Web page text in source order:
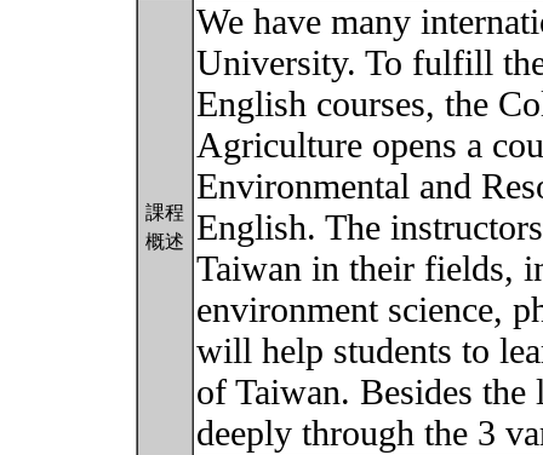
課程
概述
We have many
University. To fulfill
English courses, the
Agriculture opens a
Environmental and
English. The
Taiwan in their fields,
environment science,
will help students to
of Taiwan. Besides the
deeply through the 3